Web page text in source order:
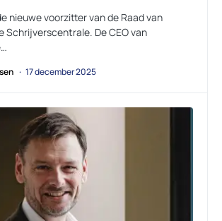
nieuwe voorzitter van de Raad van
Schrijverscentrale. De CEO van
17 december 2025